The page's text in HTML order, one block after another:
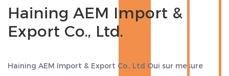
Haute fiabilité : les produits sont soumis à un
contrôle de qualité et à des tests stricts et ont
Haining AEM Import &
Export Co., Ltd.
Haining AEM Import & Export Co., Ltd Oui sur mesure